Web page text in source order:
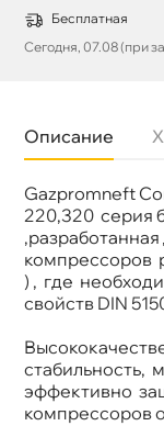
Бесплатная
Сегодня, 07.08 (при
Описание
Gazpromneft
220,320 серия
компрессоров
) , где
свойств DIN
стабильность,
эффективно
компрессоров
Бренд
Тип масла
Объем
Артикул
Применение